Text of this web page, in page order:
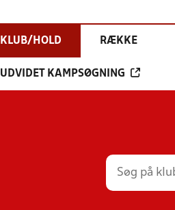
KLUB/HOLD RÆKKE
UDVIDET KAMPSØGNING